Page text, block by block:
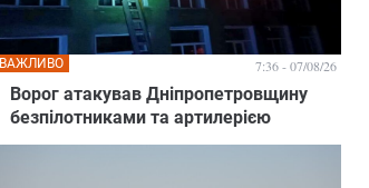
Ворог атакував Дніпропетровщину
безпілотниками та артилерією
ВАЖЛИВО 7:36 - 07/08/26